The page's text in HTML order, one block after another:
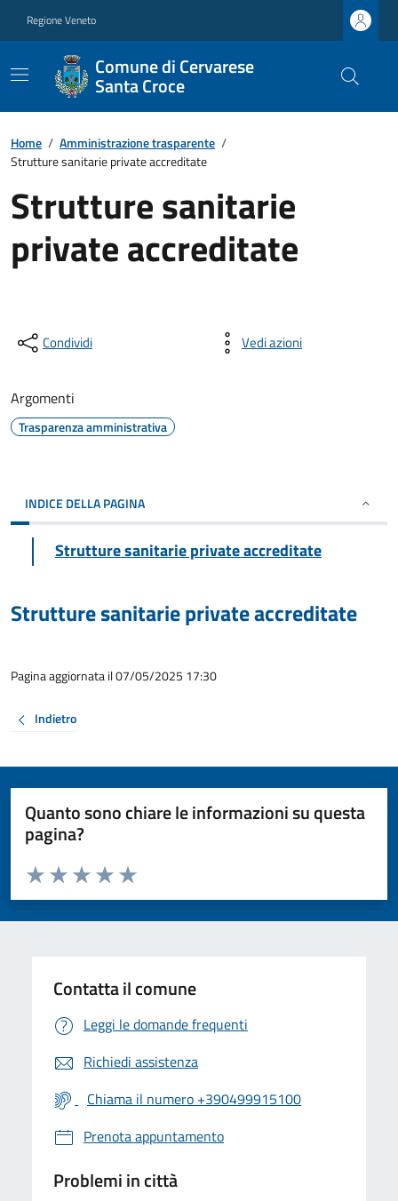
Regione Veneto
Comune di Cervarese
Santa Croce
Home / Amministrazione trasparente /
Strutture sanitarie private accreditate
Strutture sanitarie
private accreditate
Condividi Vedi azioni
Argomenti
Trasparenza amministrativa
INDICE DELLA PAGINA
Strutture sanitarie private accreditate
Strutture sanitarie private accreditate
Pagina aggiornata il 07/05/2025 17:30
Indietro
Quanto sono chiare le informazioni su questa
pagina?
Valuta da 1 a 5 stelle la pagina
Valuta 5 stelle su 5
Valuta 4 stelle su 5
Valuta 3 stelle su 5
Valuta 2 stelle su 5
Valuta 1 stelle su 5
Contatta il comune
Leggi le domande frequenti
Richiedi assistenza
Chiama il numero +390499915100
Prenota appuntamento
Problemi in città